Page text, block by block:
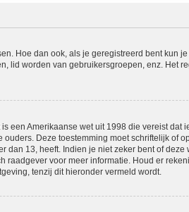
Hoe dan ook, als je geregistreerd bent kun
lid worden van gebruikersgroepen, enz. Het
een Amerikaanse wet uit 1998 die vereist dat
Deze toestemming moet schriftelijk of
13, heeft. Indien je niet zeker bent of deze
voor meer informatie. Houd er
tenzij dit hieronder vermeld wordt.